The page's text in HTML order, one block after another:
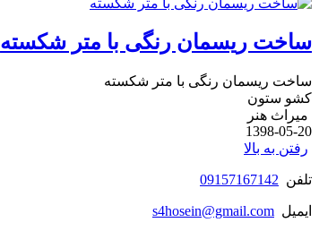
ساخت ریسمان رنگی با متر شکسته
ساخت ریسمان رنگی با متر شکسته
کشو ستون
میراث هنر
1398-05-20
رفتن به بالا
تلفن 09157167142
ایمیل s4hosein@gmail.com